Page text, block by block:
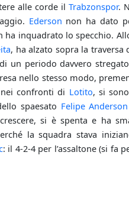
alle corde il Trabzonspor.
Ederson non ha dato
ha inquadrato lo specchio.
, ha alzato sopra la
un periodo davvero
nello stesso modo,
confronti di Lotito, si
spaesato Felipe Anderson
si è spenta e ha
la squadra stava
: il 4-2-4 per l’assaltone (si fa